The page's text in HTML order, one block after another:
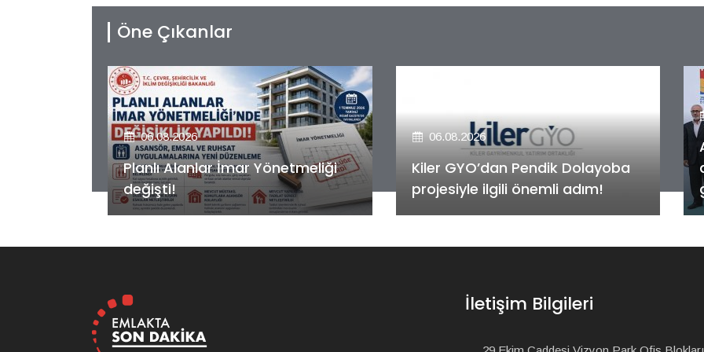
Öne Çıkanlar
06.08.2026
Kiler GYO’dan Pendik Dolayoba
projesiyle ilgili önemli adım!
06.08.2026
Alya Merkezefendi Konutları'nın
anahtar teslim töreni
gerçekleştirildi!
İletişim Bilgileri